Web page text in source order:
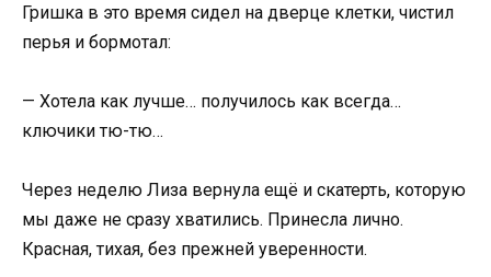
Гришка в это время сидел на дверце клетки, чистил
перья и бормотал:
— Хотела как лучше… получилось как всегда…
ключики тю-тю…
Через неделю Лиза вернула ещё и скатерть, которую
мы даже не сразу хватились. Принесла лично.
Красная, тихая, без прежней уверенности.